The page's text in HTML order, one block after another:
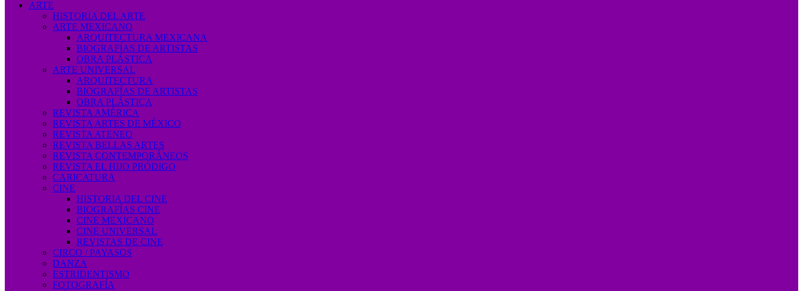
ARTE
HISTORIA DEL ARTE
ARTE MEXICANO
ARQUITECTURA MEXICANA
BIOGRAFÍAS DE ARTISTAS
OBRA PLÁSTICA
ARTE UNIVERSAL
ARQUITECTURA
BIOGRAFÍAS DE ARTISTAS
OBRA PLÁSTICA
REVISTA AMÉRICA
REVISTA ARTES DE MÉXICO
REVISTA ATENEO
REVISTA BELLAS ARTES
REVISTA CONTEMPORÁNEOS
REVISTA EL HIJO PRÓDIGO
CARICATURA
CINE
HISTORIA DEL CINE
BIOGRAFÍAS CINE
CINE MEXICANO
CINE UNIVERSAL
REVISTAS DE CINE
CIRCO / PAYASOS
DANZA
ESTRIDENTISMO
FOTOGRAFÍA